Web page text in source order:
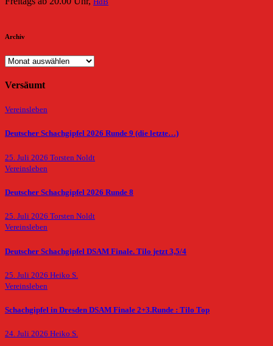
Archiv
Archiv
Versäumt
Vereinsleben
Deutscher Schachgipfel 2026 Runde 9 (die letzte…)
25. Juli 2026 Torsten Noldt
Vereinsleben
Deutscher Schachgipfel 2026 Runde 8
25. Juli 2026 Torsten Noldt
Vereinsleben
Deutscher Schachgipfel DSAM Finale. Tilo jetzt 3,5/4
25. Juli 2026 Heiko S.
Vereinsleben
Schachgipfel in Dresden DSAM Finale 2+3.Runde : Tilo Top
24. Juli 2026 Heiko S.